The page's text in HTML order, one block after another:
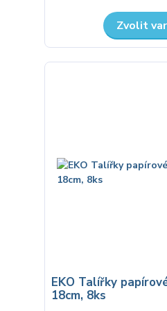
Zvolit
EKO Talířky
18cm, 8ks